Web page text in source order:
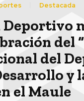
Destacada
del
del
y
el Maule